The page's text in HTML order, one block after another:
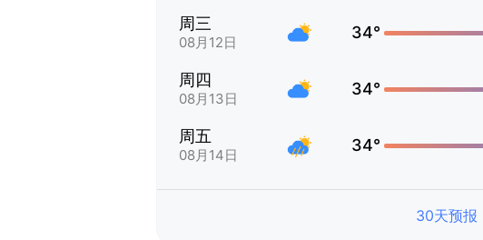
周三
08月12日
34°
周四
08月13日
34°
周五
08月14日
34°
30天预报